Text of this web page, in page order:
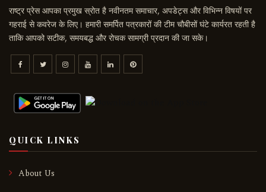
राष्ट्र प्रेस आपका प्रमुख स्रोत है नवीनतम समाचार, अपडेट्स और विभिन्न विषयों पर
गहराई से कवरेज के लिए। हमारी समर्पित पत्रकारों की टीम चौबीसों घंटे कार्यरत रहती है
ताकि आपको सटीक, समयबद्ध और रोचक सामग्री प्रदान की जा सके।
QUICK LINKS
About Us